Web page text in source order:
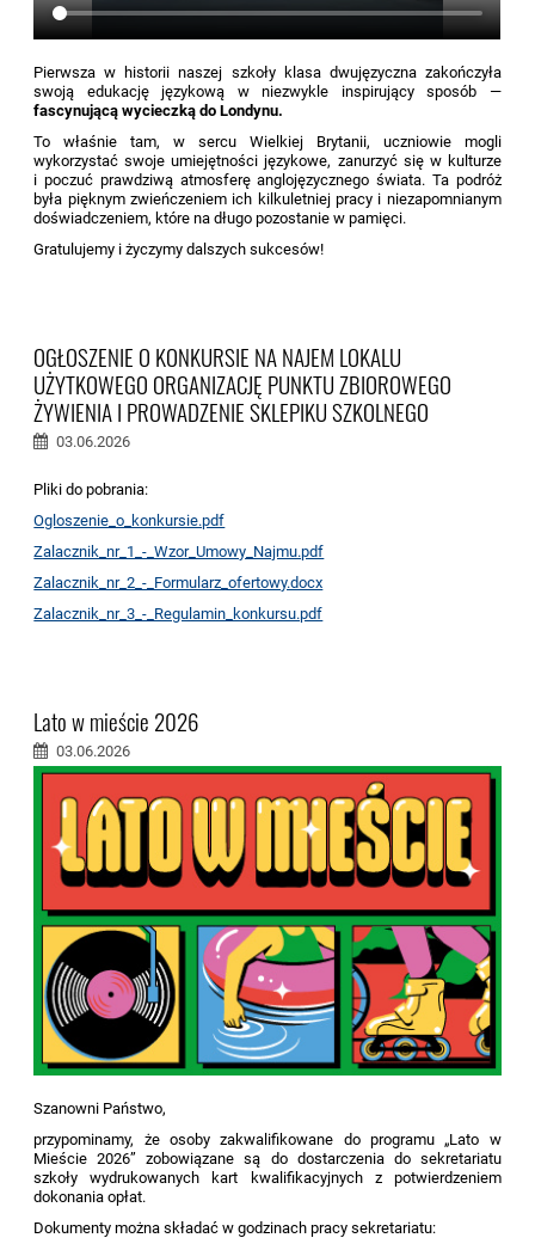
Pierwsza w historii naszej szkoły klasa dwujęzyczna zakończyła
swoją edukację językową w niezwykle inspirujący sposób —
fascynującą wycieczką do Londynu.
To właśnie tam, w sercu Wielkiej Brytanii, uczniowie mogli
wykorzystać swoje umiejętności językowe, zanurzyć się w kulturze
i poczuć prawdziwą atmosferę anglojęzycznego świata. Ta podróż
była pięknym zwieńczeniem ich kilkuletniej pracy i niezapomnianym
doświadczeniem, które na długo pozostanie w pamięci.
Gratulujemy i życzymy dalszych sukcesów!
OGŁOSZENIE O KONKURSIE NA NAJEM LOKALU
UŻYTKOWEGO ORGANIZACJĘ PUNKTU ZBIOROWEGO
ŻYWIENIA I PROWADZENIE SKLEPIKU SZKOLNEGO
03.06.2026
Pliki do pobrania:
Ogloszenie_o_konkursie.pdf
Zalacznik_nr_1_-_Wzor_Umowy_Najmu.pdf
Zalacznik_nr_2_-_Formularz_ofertowy.docx
Zalacznik_nr_3_-_Regulamin_konkursu.pdf
Lato w mieście 2026
03.06.2026
Szanowni Państwo,
przypominamy, że osoby zakwalifikowane do programu „Lato w
Mieście 2026” zobowiązane są do dostarczenia do sekretariatu
szkoły wydrukowanych kart kwalifikacyjnych z potwierdzeniem
dokonania opłat.
Dokumenty można składać w godzinach pracy sekretariatu: